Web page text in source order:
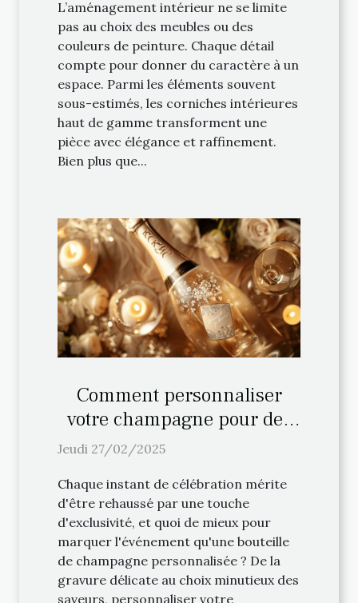
L’aménagement intérieur ne se limite
pas au choix des meubles ou des
couleurs de peinture. Chaque détail
compte pour donner du caractère à un
espace. Parmi les éléments souvent
sous-estimés, les corniches intérieures
haut de gamme transforment une
pièce avec élégance et raffinement.
Bien plus que...
Comment personnaliser
votre champagne pour des
occasions spéciales
Jeudi 27/02/2025
Chaque instant de célébration mérite
d'être rehaussé par une touche
d'exclusivité, et quoi de mieux pour
marquer l'événement qu'une bouteille
de champagne personnalisée ? De la
gravure délicate au choix minutieux des
saveurs, personnaliser votre